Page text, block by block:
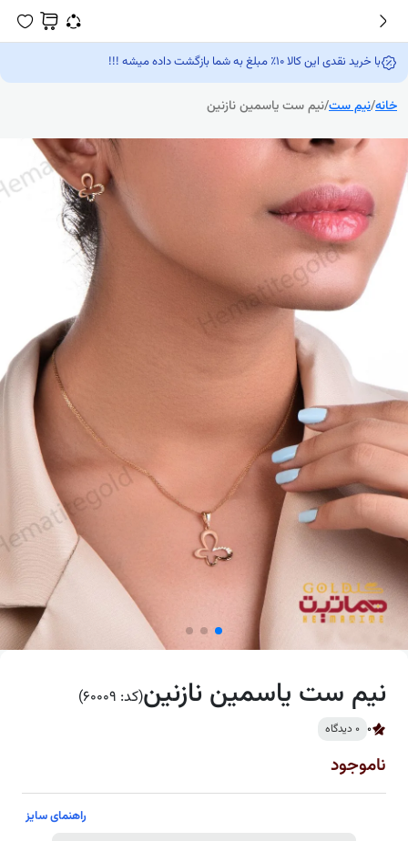
با خرید نقدی این کالا 10٪ مبلغ به شما بازگشت داده میشه !!!
خانه/نیم ست/نیم ست یاسمین نازنین
نیم ست یاسمین نازنین(کد: 60009)
0 0 دیدگاه
ناموجود
راهنمای سایز